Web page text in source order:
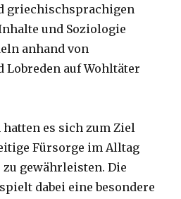
griechischsprachigen
und Soziologie
anhand von
Lobreden auf Wohltäter
es sich zum Ziel
Fürsorge im Alltag
gewährleisten. Die
dabei eine besondere